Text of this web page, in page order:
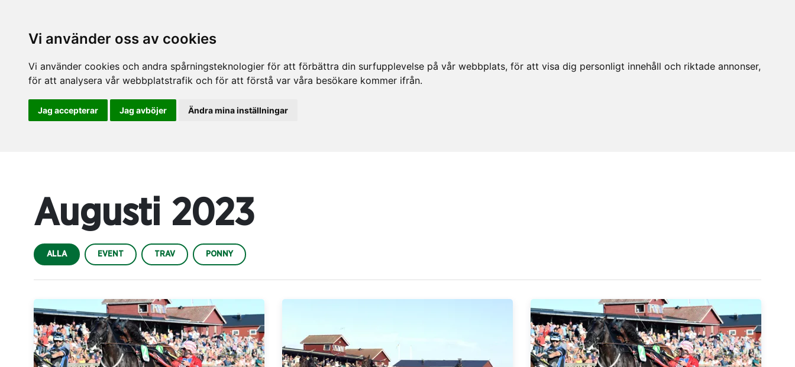
Vi använder oss av cookies
Vi använder cookies och andra spårningsteknologier för att förbättra din surfupplevelse på vår webbplats, för att visa dig personligt innehåll och riktade annonser,
för att analysera vår webbplatstrafik och för att förstå var våra besökare kommer ifrån.
Jag accepterar Jag avböjer Ändra mina inställningar
Augusti 2023
ALLA EVENT TRAV PONNY